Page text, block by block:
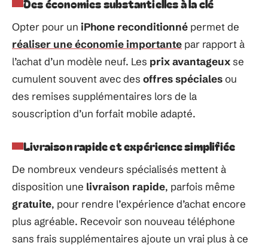
Des économies substantielles à la clé
Opter pour un iPhone reconditionné permet de
réaliser une économie importante par rapport à
l’achat d’un modèle neuf. Les prix avantageuxse
cumulent souvent avec des offres spécialesou
des remises supplémentaires lors de la
souscription d’un forfait mobile adapté.
Livraison rapide et expérience simplifiée
De nombreux vendeurs spécialisés mettent à
disposition une livraison rapide, parfois même
gratuite, pour rendre l’expérience d’achat encore
plus agréable. Recevoir son nouveau téléphone
sans frais supplémentaires ajoute un vrai plus à ce